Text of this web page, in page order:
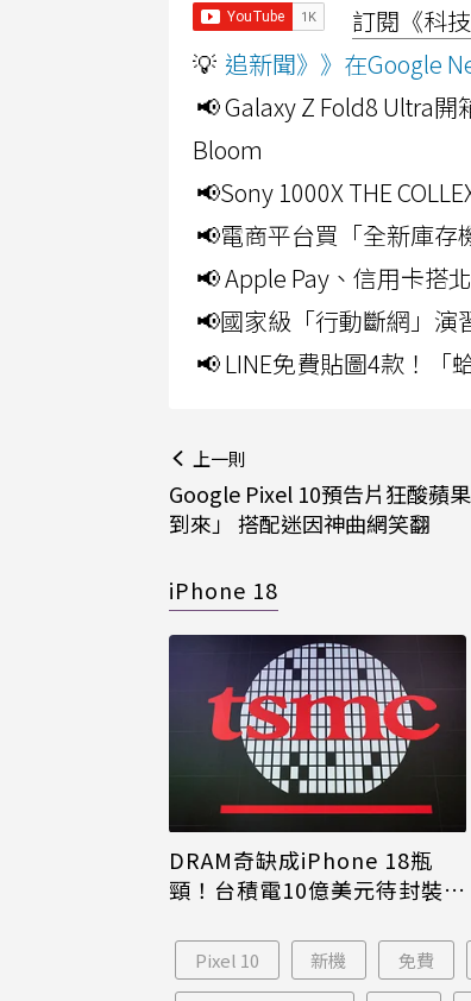
訂閱《科
💡 追新聞》》在Google
📢 Galaxy Z Fold8 Ultra
Bloom
📢Sony 1000X THE
📢電商平台買「全新庫存
📢 Apple Pay、信用卡搭
📢國家級「行動斷網」演
📢 LINE免費貼圖4款！「
上一則
Google Pixel 10預告片狂酸蘋
到來」 搭配迷因神曲網笑翻
iPhone 18
DRAM奇缺成iPhone 18瓶
頸！台積電10億美元待封裝晶
Pixel 10 新機 免費